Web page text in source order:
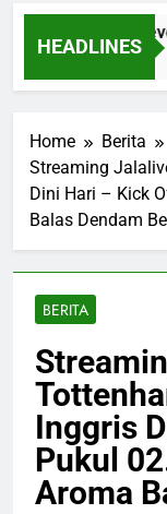
HEADLINES
vs
Home
Berita
Streaming
Dini Hari – Kick
Balas Dendam
BERITA
Inggris
Pukul
Aroma